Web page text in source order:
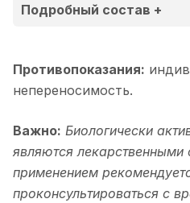
Подробный состав +
Наименование
компонентов
Метафильтрат
Bifidobacterium
adolescentis
500
Противопоказания:
непереносимость.
Важно: Биологически
являются
применением
проконсультироваться с